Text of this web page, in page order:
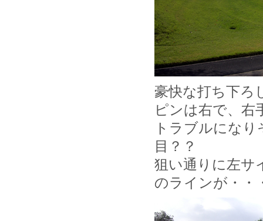
豪快な打ち下ろ
ピンは右で、右
トラブルにな
目？？
狙い通りに左サ
のラインが・・